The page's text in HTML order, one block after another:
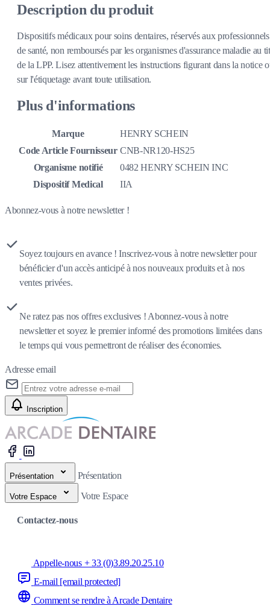
Description du produit
Dispositifs médicaux pour soins dentaires, réservés aux professionnels
de santé, non remboursés par les organismes d'assurance maladie au
de la LPP. Lisez attentivement les instructions figurant dans la notice
sur l'étiquetage avant toute utilisation.
Plus d'informations
Marque
HENRY SCHEIN
Code Article Fournisseur CNB-NR120-HS25
Organisme notifié
0482 HENRY SCHEIN INC
Dispositif Medical
IIA
Abonnez-vous à notre newsletter !
Soyez toujours en avance ! Inscrivez-vous à notre newsletter pour
bénéficier d'un accès anticipé à nos nouveaux produits et à nos
ventes privées.
Ne ratez pas nos offres exclusives ! Abonnez-vous à notre
newsletter et soyez le premier informé des promotions limitées dans
le temps qui vous permettront de réaliser des économies.
Adresse email
Inscription
Présentation Présentation
Votre Espace Votre Espace
Contactez-nous
Appelle-nous + 33 (0)3.89.20.25.10
E-mail [email protected]
Comment se rendre à Arcade Dentaire